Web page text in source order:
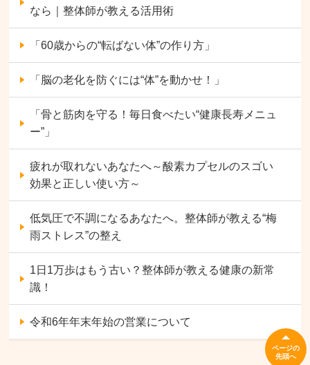
なら｜整体師が教える活用術
「60歳からの“転ばない体”の作り方」
「脳の老化を防ぐには“体”を動かせ！」
「骨と筋肉を守る！毎日食べたい“健康長寿メニュ
ー”」
疲れが取れないあなたへ～酸素カプセルのスゴい
効果と正しい使い方～
低気圧で不調になるあなたへ。整体師が教える“梅
雨ストレス”の整え
1日1万歩はもう古い？整体師が教える健康の新常
識！
令和6年年末年始の営業について
ページの
先頭へ